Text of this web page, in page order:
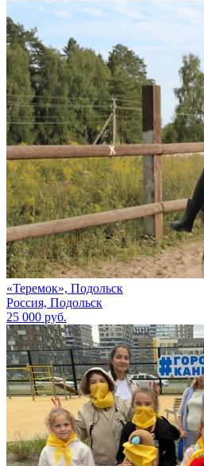
«Теремок», Подольск
Россия, Подольск
25 000 руб.